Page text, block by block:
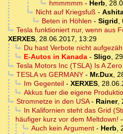
hmmmmm - Herb,
Nicht auf Kriegsfuß -
Beten in Höhlen - Sigrid,
Tesla funktioniert nur, wenn aus
XERXES, 28.06.2017, 13:29
Du hast Verbote nicht
E-Autos in Kanada- Sligo,
Tesla Motors Inc (TSLA) Is A Zero
TESLA vs GERMANY- Mr.Dux,
Im Gegenteil- XERXES,
Akkus fuer die eigene
Stromnetze in den USA- Rainer,
In Kalifornien steht das Grid
häufiger kurz vor dem Meltdown! -
Auch kein Argument- Herb,